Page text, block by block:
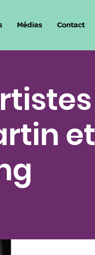
Médias Contact
et